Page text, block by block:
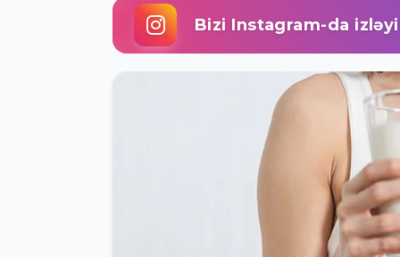
Bizi Instagram-da